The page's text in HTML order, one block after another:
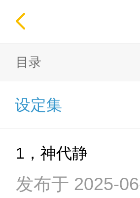
目录
设定集
1，神代静
发布于 2025-